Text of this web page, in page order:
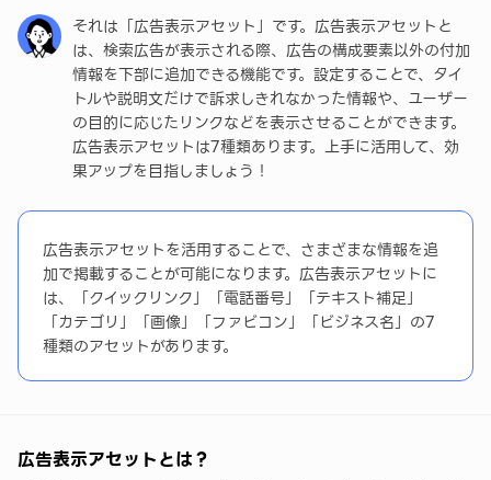
まとめ
それは「広告表示アセット」です。広告表示アセットと
は、検索広告が表示される際、広告の構成要素以外の付加
情報を下部に追加できる機能です。設定することで、タイ
トルや説明文だけで訴求しきれなかった情報や、ユーザー
の目的に応じたリンクなどを表示させることができます。
広告表示アセットは7種類あります。上手に活用して、効
果アップを目指しましょう！
広告表示アセットを活用することで、さまざまな情報を追
加で掲載することが可能になります。広告表示アセットに
は、「クイックリンク」「電話番号」「テキスト補足」
「カテゴリ」「画像」「ファビコン」「ビジネス名」の7
種類のアセットがあります。
広告表示アセットとは？